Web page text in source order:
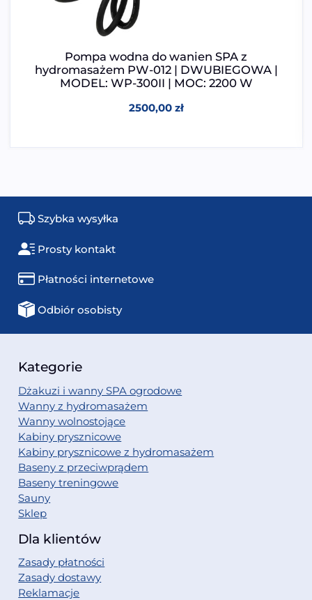
Pompa wodna do wanien SPA z
hydromasażem PW-012 | DWUBIEGOWA |
MODEL: WP-300II | MOC: 2200 W
2500,00 zł
Szybka wysyłka
Prosty kontakt
Płatności internetowe
Odbiór osobisty
Kategorie
Dżakuzi i wanny SPA ogrodowe
Wanny z hydromasażem
Wanny wolnostojące
Kabiny prysznicowe
Kabiny prysznicowe z hydromasażem
Baseny z przeciwprądem
Baseny treningowe
Sauny
Sklep
Dla klientów
Zasady płatności
Zasady dostawy
Reklamacje